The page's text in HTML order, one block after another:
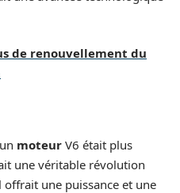
de renouvellement du
moteur V6 était plus
une véritable révolution
offrait une puissance et une